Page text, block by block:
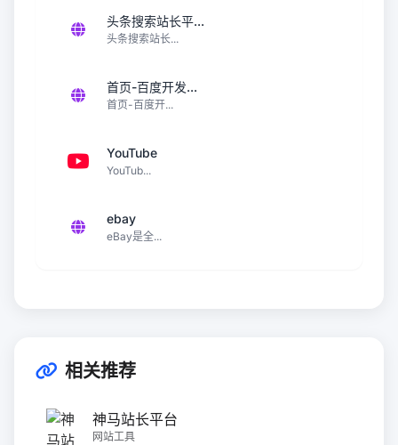
头条搜索站长平...
头条搜索站长...
首页-百度开发...
首页-百度开...
YouTube
YouTub...
ebay
eBay是全...
相关推荐
神马站长平台
网站工具